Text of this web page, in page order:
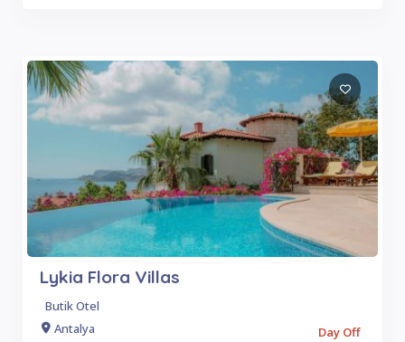
Lykia Flora Villas
Butik Otel
Antalya
Day Off